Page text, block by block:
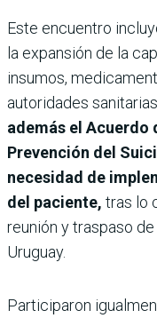
Este encuentro
la expansión de la
insumos,
autoridades
además el Acuerdo
Prevención del
necesidad de
del paciente, tras lo
reunión y traspaso
Uruguay.
Participaron